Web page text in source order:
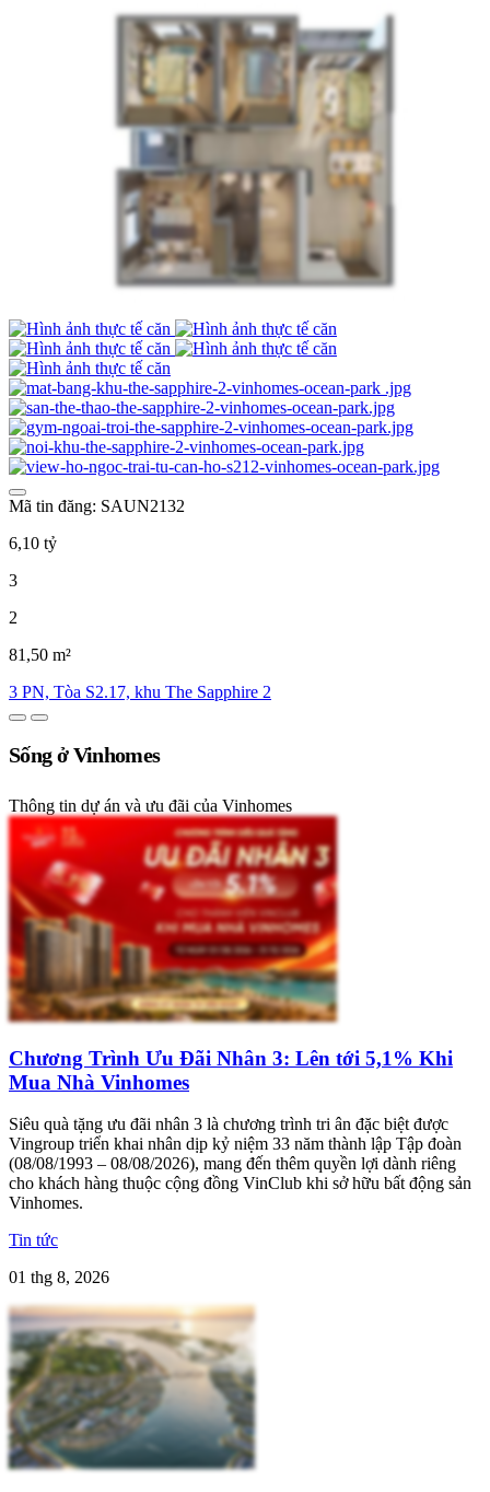
Mã tin đăng: SAUN2132
6,10 tỷ
3
2
81,50 m²
3 PN, Tòa S2.17, khu The Sapphire 2
Sống ở Vinhomes
Thông tin dự án và ưu đãi của Vinhomes
Chương Trình Ưu Đãi Nhân 3: Lên tới 5,1% Khi
Mua Nhà Vinhomes
Siêu quà tặng ưu đãi nhân 3 là chương trình tri ân đặc biệt được
Vingroup triển khai nhân dịp kỷ niệm 33 năm thành lập Tập đoàn
(08/08/1993 – 08/08/2026), mang đến thêm quyền lợi dành riêng
cho khách hàng thuộc cộng đồng VinClub khi sở hữu bất động sản
Vinhomes.
Tin tức
01 thg 8, 2026